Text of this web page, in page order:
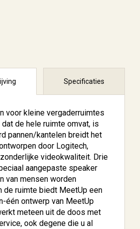
Specificaties
voor kleine vergaderruimtes
de hele ruimte omvat, is
pannen/kantelen breidt het
door Logitech,
videokwaliteit. Drie
aangepaste speaker
van mensen worden
de ruimte biedt MeetUp een
één ontwerp van MeetUp
meteen uit de doos met
ook degene die u al